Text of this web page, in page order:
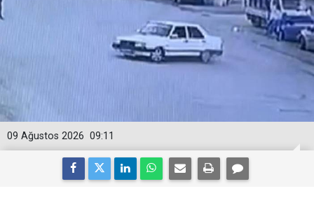
09:11
09 Ağustos 2026